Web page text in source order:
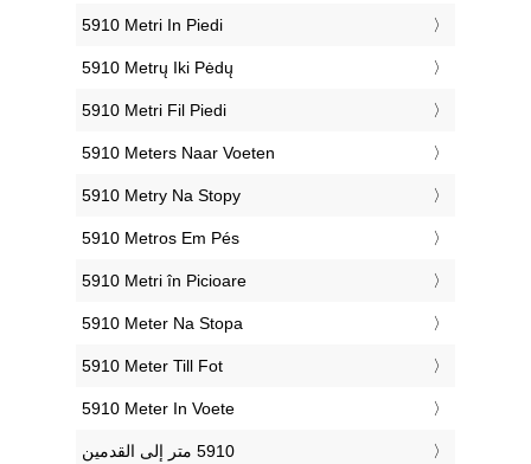
‎5910 Metri In Piedi
‎5910 Metrų Iki Pėdų
‎5910 Metri Fil Piedi
‎5910 Meters Naar Voeten
‎5910 Metry Na Stopy
‎5910 Metros Em Pés
‎5910 Metri în Picioare
‎5910 Meter Na Stopa
‎5910 Meter Till Fot
‎5910 Meter In Voete